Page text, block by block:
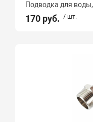
Подводка для
170 руб. / шт.